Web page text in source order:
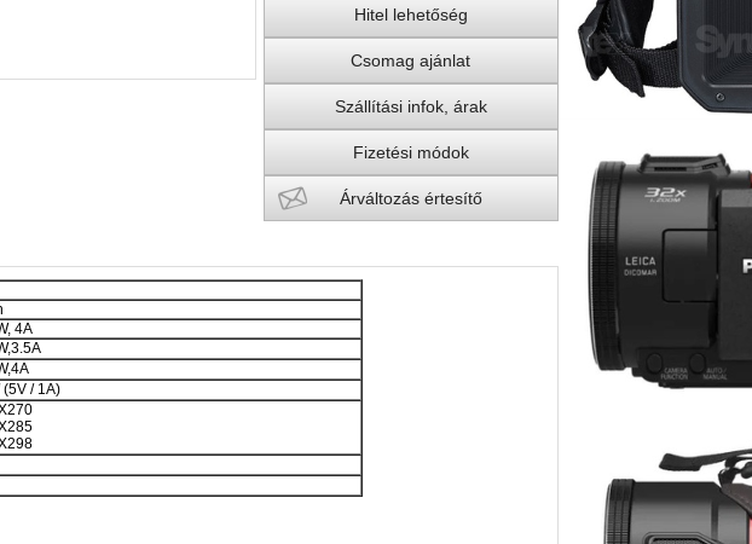
Hitel lehetőség
Csomag ajánlat
Szállítási infok, árak
Fizetési módok
Árváltozás értesítő
4A
(5V / 1A)